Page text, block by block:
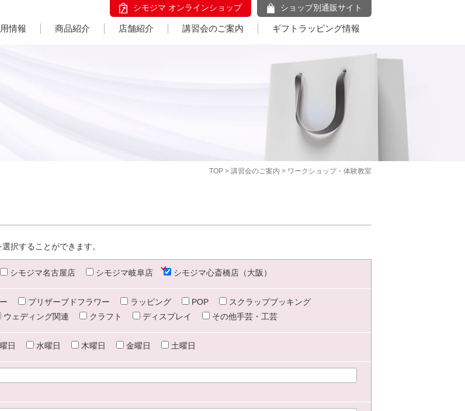
シモジマ オンラインショップ ショップ別通販サイト
情報 商品紹介 店舗紹介 講習会のご案内 ギフトラッピング情報
TOP > 講習会のご案内 > ワークショップ・体験教室
択することができます。
シモジマ名古屋店 シモジマ岐阜店 シモジマ心斎橋店（大阪）
プリザーブドフラワー ラッピング POP
スクラップブッキング
ウェディング関連 クラフト ディスプレイ その他手芸・工芸
日 水曜日 木曜日 金曜日 土曜日